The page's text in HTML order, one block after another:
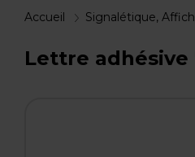
Accueil Signalétique,
Lettre adhésive